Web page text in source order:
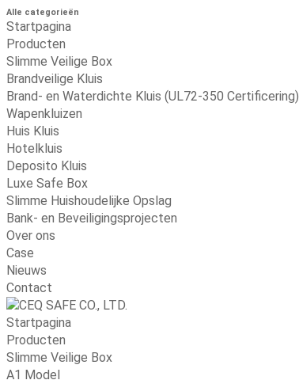
Alle categorieën
Startpagina
Producten
Slimme Veilige Box
Brandveilige Kluis
Brand- en Waterdichte Kluis (UL72-350 Certificering)
Wapenkluizen
Huis Kluis
Hotelkluis
Deposito Kluis
Luxe Safe Box
Slimme Huishoudelijke Opslag
Bank- en Beveiligingsprojecten
Over ons
Case
Nieuws
Contact
Startpagina
Producten
Slimme Veilige Box
A1 Model